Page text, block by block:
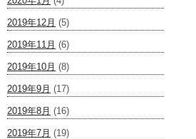
2019年12月 (5)
2019年11月 (6)
2019年10月 (8)
2019年9月 (17)
2019年8月 (16)
2019年7月 (19)